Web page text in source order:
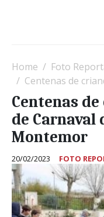
Home Foto
Centenas de crianças no
Centenas
de Carnaval
Montemor
20/02/2023 FOTO